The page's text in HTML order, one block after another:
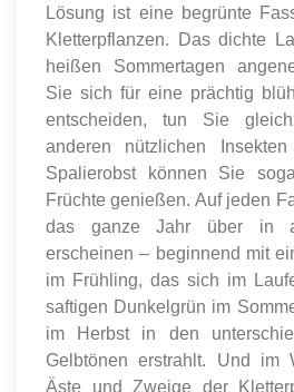
Lösung ist eine begrünte
Kletterpflanzen. Das dichte
heißen Sommertagen
Sie sich für eine prächtig
entscheiden, tun Sie
anderen nützlichen
Spalierobst können Sie
Früchte genießen. Auf jeden
das ganze Jahr über in
erscheinen – beginnend mit
im Frühling, das sich im
saftigen Dunkelgrün im
im Herbst in den
Gelbtönen erstrahlt. Und im
Äste und Zweige der